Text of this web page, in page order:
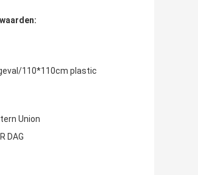
110*110cm plastic
Union
DAG